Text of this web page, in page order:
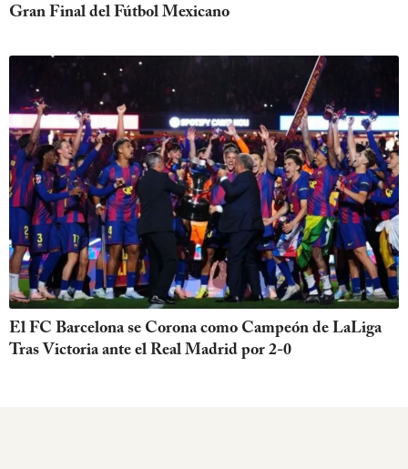
Gran Final del Fútbol Mexicano
El FC Barcelona se Corona como Campeón de LaLiga
Tras Victoria ante el Real Madrid por 2-0